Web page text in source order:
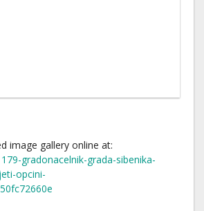
image gallery online at:
gradonacelnik-grada-sibenika-
opcini-